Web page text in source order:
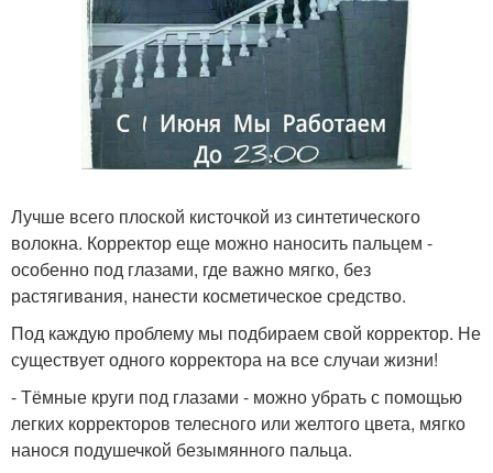
Лучше всего плоской кисточкой из синтетического
волокна. Корректор еще можно наносить пальцем -
особенно под глазами, где важно мягко, без
растягивания, нанести косметическое средство.
Под каждую проблему мы подбираем свой корректор. Не
существует одного корректора на все случаи жизни!
- Тёмные круги под глазами - можно убрать с помощью
легких корректоров телесного или желтого цвета, мягко
нанося подушечкой безымянного пальца.